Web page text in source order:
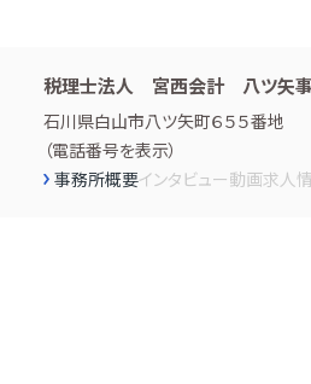
税理士法人 宮西会計 八ツ矢
石川県白山市八ツ矢町６５５番地
（電話番号を表示）
事務所概要インタビュー動画求人